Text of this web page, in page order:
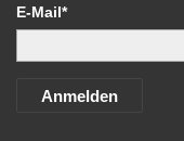
E-Mail*
Anmelden